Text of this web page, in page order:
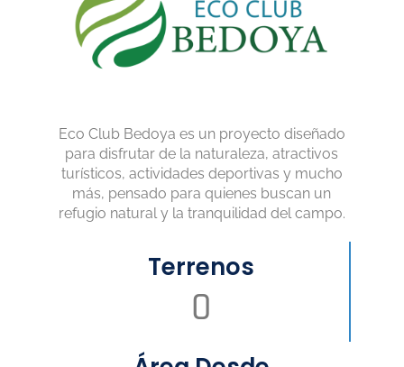
Eco Club Bedoya es un proyecto diseñado
para disfrutar de la naturaleza, atractivos
turísticos, actividades deportivas y mucho
más, pensado para quienes buscan un
refugio natural y la tranquilidad del campo.
Terrenos
0